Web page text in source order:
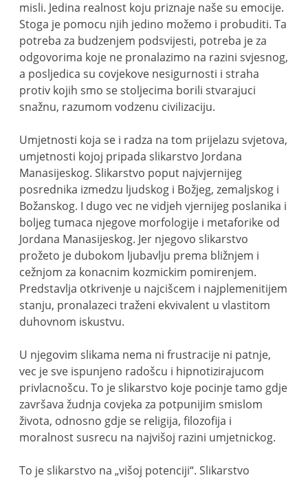
misli. Jedina realnost koju priznaje naše su emocije.
Stoga je pomocu njih jedino možemo i probuditi. Ta
potreba za budzenjem podsvijesti, potreba je za
odgovorima koje ne pronalazimo na razini svjesnog,
a posljedica su covjekove nesigurnosti i straha
protiv kojih smo se stoljecima borili stvarajuci
snažnu, razumom vodzenu civilizaciju.
Umjetnosti koja se i radza na tom prijelazu svjetova,
umjetnosti kojoj pripada slikarstvo Jordana
Manasijeskog. Slikarstvo poput najvjernijeg
posrednika izmedzu ljudskog i Božjeg, zemaljskog i
Božanskog. I dugo vec ne vidjeh vjernijeg poslanika i
boljeg tumaca njegove morfologije i metaforike od
Jordana Manasijeskog. Jer njegovo slikarstvo
prožeto je dubokom ljubavlju prema bližnjem i
cežnjom za konacnim kozmickim pomirenjem.
Predstavlja otkrivenje u najcišcem i najplemenitijem
stanju, pronalazeci traženi ekvivalent u vlastitom
duhovnom iskustvu.
U njegovim slikama nema ni frustracije ni patnje,
vec je sve ispunjeno radošcu i hipnotizirajucom
privlacnošcu. To je slikarstvo koje pocinje tamo gdje
završava žudnja covjeka za potpunijim smislom
života, odnosno gdje se religija, filozofija i
moralnost susrecu na najvišoj razini umjetnickog.
To je slikarstvo na „višoj potenciji“. Slikarstvo